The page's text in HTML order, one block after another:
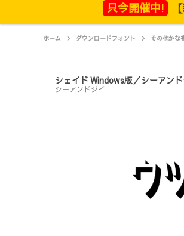
只今開催中!
ホーム ダウンロードフォント その他かな
シェイド Windows版／シーアン
シーアンドジイ